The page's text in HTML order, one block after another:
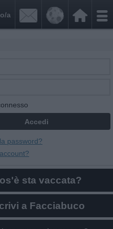


a
password?
sta vaccata?
a Facciabuco